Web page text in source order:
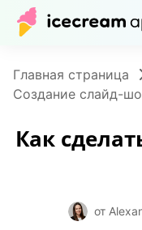
Продукты
Главная страница
Создание слайд-
Как
от